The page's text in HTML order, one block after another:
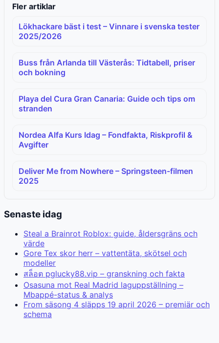
Fler artiklar
Lökhackare bäst i test – Vinnare i svenska tester
2025/2026
Buss från Arlanda till Västerås: Tidtabell, priser
och bokning
Playa del Cura Gran Canaria: Guide och tips om
stranden
Nordea Alfa Kurs Idag – Fondfakta, Riskprofil &
Avgifter
Deliver Me from Nowhere – Springsteen-filmen
2025
Senaste idag
Steal a Brainrot Roblox: guide, åldersgräns och
värde
Gore Tex skor herr – vattentäta, skötsel och
modeller
สล็อต pglucky88.vip – granskning och fakta
Osasuna mot Real Madrid laguppställning –
Mbappé-status & analys
From säsong 4 släpps 19 april 2026 – premiär och
schema